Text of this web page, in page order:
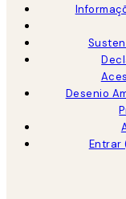
Desenio
Entrar